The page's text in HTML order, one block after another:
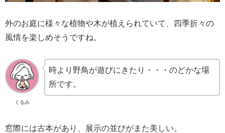
外のお庭に様々な植物や木が植えられていて、四季折々の
風情を楽しめそうですね。
くるみ
時より野鳥が遊びにきたり・・・のどかな場
所です。
窓際には古本があり、展示の並びがまた美しい。